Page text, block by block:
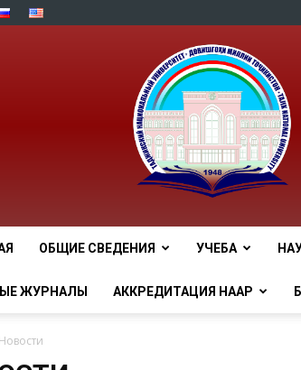
ОБЩИЕ СВЕДЕНИЯ УЧЕБА
ЖУРНАЛЫ АККРЕДИТАЦИЯ НААР
Новости